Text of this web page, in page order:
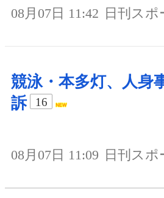
08月07日 11:42 日刊スポ
競泳・本多灯、人身
訴
16
08月07日 11:09 日刊スポ